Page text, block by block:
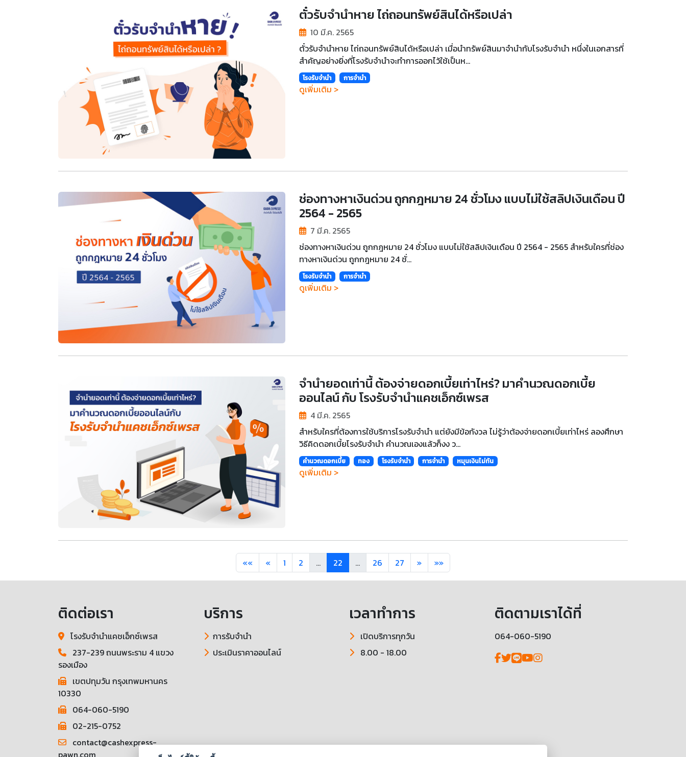
ตั๋วรับจำนำหาย ไถ่ถอนทรัพย์สินได้หรือเปล่า
10 มี.ค. 2565
ตั๋วรับจำนำหาย ไถ่ถอนทรัพย์สินได้หรือเปล่า เมื่อนำทรัพย์สินมาจำนำกับโรงรับจำนำ หนึ่งในเอกสารที่
สำคัญอย่างยิ่งที่โรงรับจำนำจะทำการออกไว้ใช้เป็นห...
โรงรับจำนำ การจำนำ
ดูเพิ่มเติม >
ช่องทางหาเงินด่วน ถูกกฎหมาย 24 ชั่วโมง แบบไม่ใช้สลิปเงินเดือน ปี
2564 - 2565
7 มี.ค. 2565
ช่องทางหาเงินด่วน ถูกกฎหมาย 24 ชั่วโมง แบบไม่ใช้สลิปเงินเดือน ปี 2564 - 2565 สำหรับใครที่ช่อง
ทางหาเงินด่วน ถูกกฎหมาย 24 ชั่...
โรงรับจำนำ การจำนำ
ดูเพิ่มเติม >
จำนำยอดเท่านี้ ต้องจ่ายดอกเบี้ยเท่าไหร่? มาคำนวณดอกเบี้ย
ออนไลน์ กับ โรงรับจำนำแคชเอ็กซ์เพรส
4 มี.ค. 2565
สำหรับใครที่ต้องการใช้บริการโรงรับจำนำ แต่ยังมีข้อกังวล ไม่รู้ว่าต้องจ่ายดอกเบี้ยเท่าไหร่ ลองศึกษา
วิธีคิดดอกเบี้ยโรงรับจำนำ คำนวณเองแล้วก็งง ว...
คำนวณดอกเบี้ย ทอง โรงรับจำนำ การจำนำ หมุนเงินไม่ทัน
ดูเพิ่มเติม >
«« « 1 2 ... 22 ... 26 27 » »»
ติดต่อเรา
โรงรับจำนำแคชเอ็กซ์เพรส
237-239 ถนนพระราม 4 แขวง
รองเมือง
เขตปทุมวัน กรุงเทพมหานคร
10330
064-060-5190
02-215-0752
contact@cashexpress-
pawn.com
บริการ
การรับจำนำ
ประเมินราคาออนไลน์
เวลาทำการ
เปิดบริการทุกวัน
8.00 - 18.00
ติดตามเราได้ที่
064-060-5190